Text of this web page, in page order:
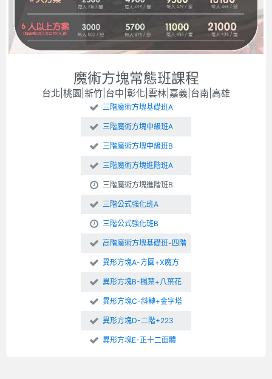
魔術方塊常態班課程
台北|桃園|新竹|台中|彰化|雲林|嘉義|台南|高雄
三階魔術方塊基礎班A
三階魔術方塊中級班A
三階魔術方塊中級班B
三階魔術方塊進階班A
三階魔術方塊進階班B
三階公式強化班A
三階公式強化班B
高階魔術方塊基礎班-四階
異形方塊A-方圓+X魔方
異形方塊B-楓葉+八葉花
異形方塊C-斜轉+金字塔
異形方塊D-二階+223
異形方塊E-正十二面體